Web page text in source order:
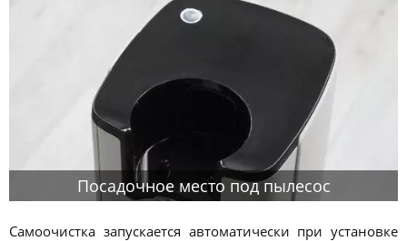
Посадочное место под пылесос
Самоочистка запускается автоматически при установке